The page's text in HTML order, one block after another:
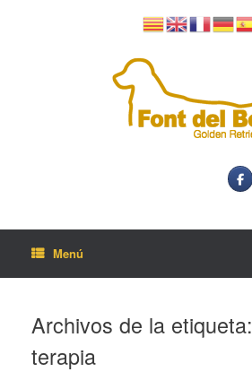
Menú
Archivos de la etiqueta:
terapia